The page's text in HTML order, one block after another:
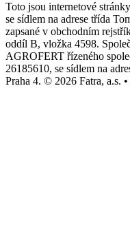
Toto jsou internetové
se sídlem na adrese třída
zapsané v obchodním
oddíl B, vložka 4598.
AGROFERT řízeného
26185610, se sídlem na
Praha 4. © 2026 Fatra, a.s.